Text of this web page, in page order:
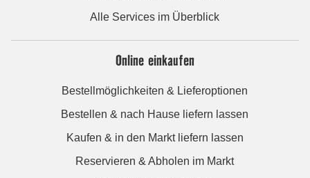
Alle Services im Überblick
Online einkaufen
Bestellmöglichkeiten & Lieferoptionen
Bestellen & nach Hause liefern lassen
Kaufen & in den Markt liefern lassen
Reservieren & Abholen im Markt